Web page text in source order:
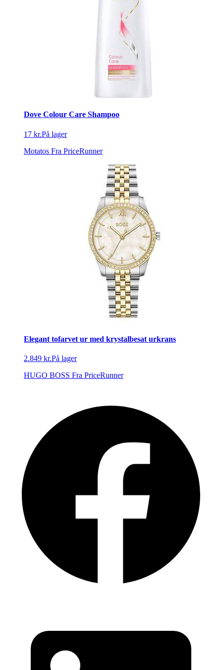
Dove Colour Care Shampoo
17 kr.På lager
Motatos Fra PriceRunner
Elegant tofarvet ur med krystalbesat urkrans
2.849 kr.På lager
HUGO BOSS Fra PriceRunner